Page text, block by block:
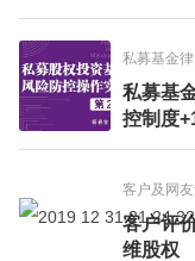
纠纷案
私募基金
私募基
控制度
文章+每
客户及网
客户评
维股权